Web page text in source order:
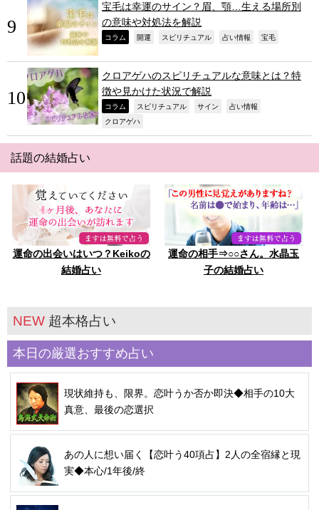
宝毛は幸運のサイン？眉、顎…生える場所別
の意味や対処法を解説
コラム 開運 スピリチュアル 占い情報 宝毛
クロアゲハのスピリチュアルな意味とは？特
徴や見かけた状況で解説
コラム スピリチュアル サイン 占い情報
クロアゲハ
話題の結婚占い
運命の出会いはいつ？Keikoの
結婚占い
運命の相手⇒○○さん。水晶玉
子の結婚占い
NEW 超本格占い
本日の厳選おすすめ占い
現状維持も、限界。恋叶うか否か即決◆相手の10大
真意、最後の恋選択
あの人に想い届く【恋叶う40項占】2人の全宿縁と現
実◆本心/1年後/終